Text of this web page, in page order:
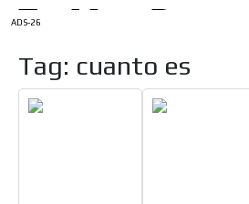
ADS-26
Tag: cuanto es